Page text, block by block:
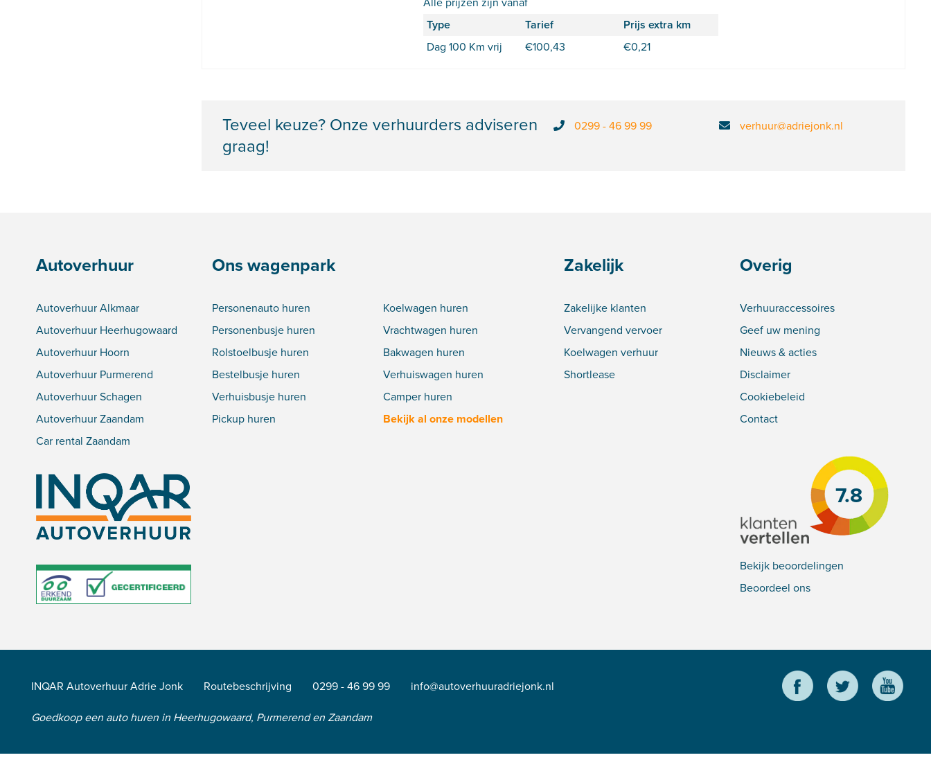
Type
Tarief
Prijs extra km
Dag 100 Km vrij
€100,43 €0,21
Teveel keuze? Onze verhuurders adviseren
graag!
0299 - 46 99 99 verhuur@adriejonk.nl
Autoverhuur
Autoverhuur Alkmaar
Autoverhuur Heerhugowaard
Autoverhuur Hoorn
Autoverhuur Purmerend
Autoverhuur Schagen
Autoverhuur Zaandam
Car rental Zaandam
Ons wagenpark
Personenauto huren
Personenbusje huren
Rolstoelbusje huren
Bestelbusje huren
Verhuisbusje huren
Pickup huren
Koelwagen huren
Vrachtwagen huren
Bakwagen huren
Verhuiswagen huren
Camper huren
Bekijk al onze modellen
Zakelijk
Zakelijke klanten
Vervangend vervoer
Koelwagen verhuur
Shortlease
Overig
Verhuuraccessoires
Geef uw mening
Nieuws & acties
Disclaimer
Cookiebeleid
Contact
7.8
Bekijk beoordelingen
Beoordeel ons
INQAR Autoverhuur Adrie Jonk Routebeschrijving 0299 - 46 99 99
info@autoverhuuradriejonk.nl
Goedkoop een auto huren in Heerhugowaard, Purmerend en Zaandam